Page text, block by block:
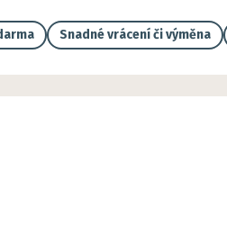
Snadné vrácení či výměna